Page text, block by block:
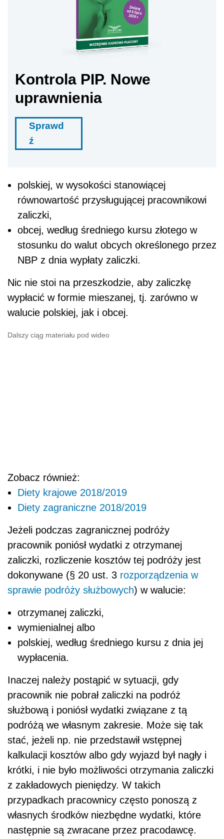
Kontrola PIP. Nowe
uprawnienia
Sprawd
ź
polskiej, w wysokości stanowiącej
równowartość przysługującej pracownikowi
zaliczki,
obcej, według średniego kursu złotego w
stosunku do walut obcych określonego przez
NBP z dnia wypłaty zaliczki.
Nic nie stoi na przeszkodzie, aby zaliczkę
wypłacić w formie mieszanej, tj. zarówno w
walucie polskiej, jak i obcej.
Dalszy ciąg materiału pod wideo
Zobacz również:
Diety krajowe 2018/2019
Diety zagraniczne 2018/2019
Jeżeli podczas zagranicznej podróży
pracownik poniósł wydatki z otrzymanej
zaliczki, rozliczenie kosztów tej podróży jest
dokonywane (§ 20 ust. 3 rozporządzenia w
sprawie podróży służbowych) w walucie:
otrzymanej zaliczki,
wymienialnej albo
polskiej, według średniego kursu z dnia jej
wypłacenia.
Inaczej należy postąpić w sytuacji, gdy
pracownik nie pobrał zaliczki na podróż
służbową i poniósł wydatki związane z tą
podróżą we własnym zakresie. Może się tak
stać, jeżeli np. nie przedstawił wstępnej
kalkulacji kosztów albo gdy wyjazd był nagły i
krótki, i nie było możliwości otrzymania zaliczki
z zakładowych pieniędzy. W takich
przypadkach pracownicy często ponoszą z
własnych środków niezbędne wydatki, które
następnie są zwracane przez pracodawcę.